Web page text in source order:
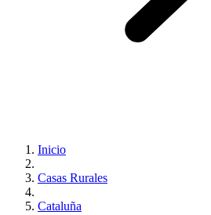
Inicio
Casas Rurales
Cataluña